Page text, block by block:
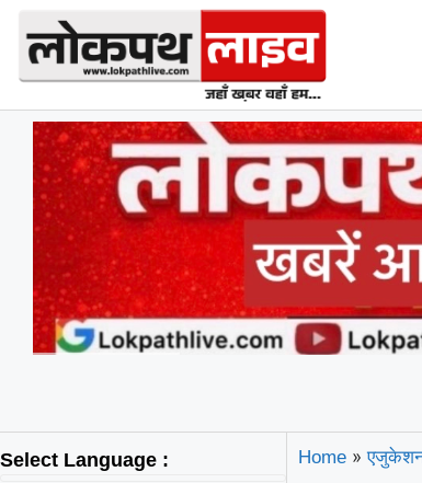
Select Language : Home »